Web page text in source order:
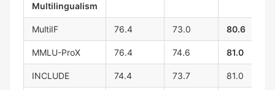
Multilingualism
MultiIF 76.4 73.0 80.6
MMLU-ProX 76.4 74.6 81.0
INCLUDE 74.4 73.7 81.0